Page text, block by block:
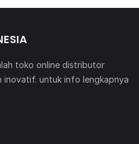
toko online distributor
untuk info lengkapnya